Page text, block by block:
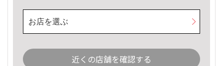
お店を選ぶ
近くの店舗を確認する